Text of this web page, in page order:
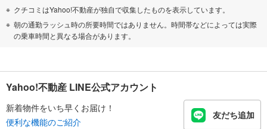
クチコミはYahoo!不動産が独自で収集したものを表示しています。
朝の通勤ラッシュ時の所要時間ではありません。時間帯などによっては実際
の乗車時間と異なる場合があります。
Yahoo!不動産 LINE公式アカウント
新着物件をいち早くお届け！
便利な機能のご紹介
友だち追加